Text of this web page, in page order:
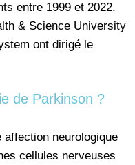
entre 1999 et 2022.
& Science University
ont dirigé le
de Parkinson ?
affection neurologique
cellules nerveuses